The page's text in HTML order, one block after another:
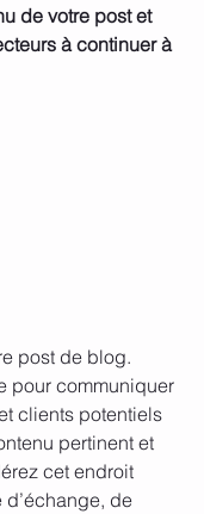
de votre post et
à continuer à
post de blog.
pour communiquer
clients potentiels
pertinent et
cet endroit
de